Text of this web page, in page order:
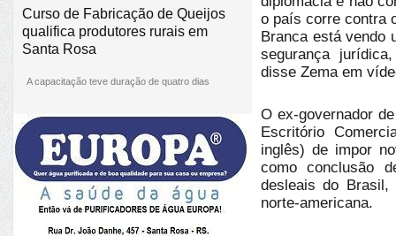
Curso de Fabricação de Queijos
qualifica produtores rurais em
Santa Rosa
A capacitação teve duração de quatro dias
o país corre contra
Branca está vendo
segurança
disse Zema em
O ex-governador
Escritório
inglês) de impor
como conclusão
desleais do
norte-americana.